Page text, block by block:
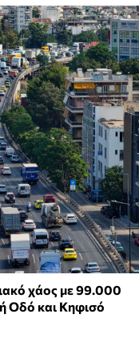
χάος με 99.000
Οδό και Κηφισό